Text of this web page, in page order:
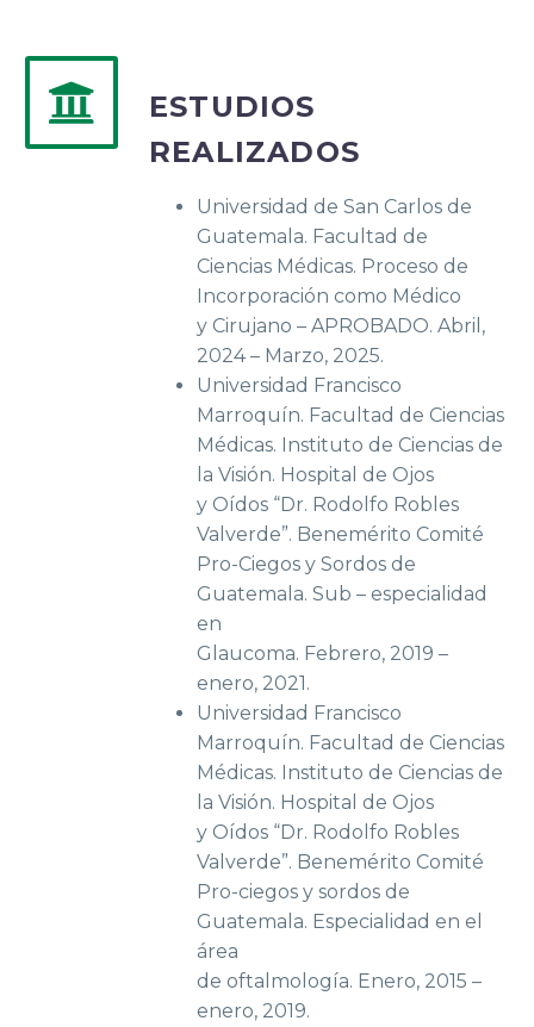
ESTUDIOS
REALIZADOS
Universidad de San Carlos de
Guatemala. Facultad de
Ciencias Médicas. Proceso de
Incorporación como Médico
y Cirujano – APROBADO. Abril,
2024 – Marzo, 2025.
Universidad Francisco
Marroquín. Facultad de Ciencias
Médicas. Instituto de Ciencias de
la Visión. Hospital de Ojos
y Oídos “Dr. Rodolfo Robles
Valverde”. Benemérito Comité
Pro-Ciegos y Sordos de
Guatemala. Sub – especialidad
en
Glaucoma. Febrero, 2019 –
enero, 2021.
Universidad Francisco
Marroquín. Facultad de Ciencias
Médicas. Instituto de Ciencias de
la Visión. Hospital de Ojos
y Oídos “Dr. Rodolfo Robles
Valverde”. Benemérito Comité
Pro-ciegos y sordos de
Guatemala. Especialidad en el
área
de oftalmología. Enero, 2015 –
enero, 2019.